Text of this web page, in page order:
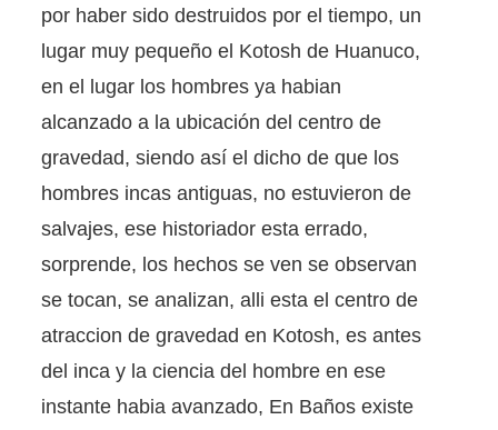
por haber sido destruidos por el tiempo, un
lugar muy pequeño el Kotosh de Huanuco,
en el lugar los hombres ya habian
alcanzado a la ubicación del centro de
gravedad, siendo así el dicho de que los
hombres incas antiguas, no estuvieron de
salvajes, ese historiador esta errado,
sorprende, los hechos se ven se observan
se tocan, se analizan, alli esta el centro de
atraccion de gravedad en Kotosh, es antes
del inca y la ciencia del hombre en ese
instante habia avanzado, En Baños existe